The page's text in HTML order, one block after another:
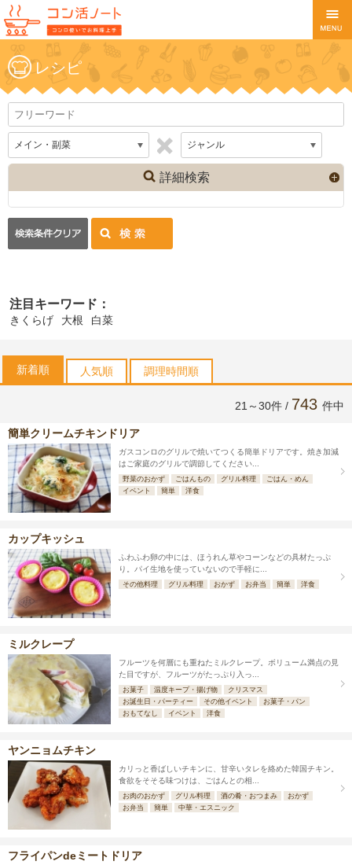
レシピ
詳細検索
注目キーワード：
きくらげ 大根 白菜
新着順 人気順 調理時間順
21～30件 / 743 件中
簡単クリームチキンドリア
ガスコンロのグリルで焼いてつくる簡単ドリアです。焼き加減
はご家庭のグリルで調節してください...
野菜のおかず ごはんもの グリル料理
ごはん・めん
イベント
簡単 洋食
カップキッシュ
ふわふわ卵の中には、ほうれん草やコーンなどの具材たっぷ
り。パイ生地を使っていないので手軽に...
その他料理 グリル料理 おかず お弁当 簡単 洋食
ミルクレープ
フルーツを何層にも重ねたミルクレープ。ボリューム満点の見
た目ですが、フルーツがたっぷり入っ...
お菓子 温度キープ・揚げ物
クリスマス
お誕生日・パーティー
その他イベント
お菓子・パン
おもてなし
イベント 洋食
ヤンニョムチキン
カリっと香ばしいチキンに、甘辛いタレを絡めた韓国チキン。
食欲をそそる味つけは、ごはんとの相...
お肉のおかず グリル料理 酒の肴・おつまみ
おかず
お弁当
簡単 中華・エスニック
フライパンdeミートドリア